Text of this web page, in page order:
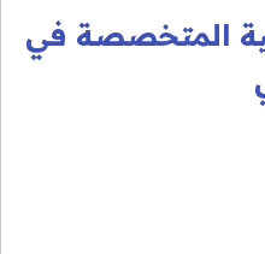
المتخصصة في